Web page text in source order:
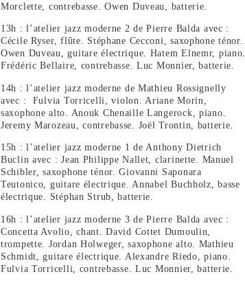
Morclette, contrebasse. Owen Duveau, batterie.
13h : l’atelier jazz moderne 2 de Pierre Balda avec :
Cécile Ryser, flûte. Stéphane Cecconi, saxophone ténor.
Owen Duveau, guitare électrique. Hatem Elnemr, piano.
Frédéric Bellaire, contrebasse. Luc Monnier, batterie.
14h : l’atelier jazz moderne de Mathieu Rossignelly
avec : Fulvia Torricelli, violon. Ariane Morin,
saxophone alto. Anouk Chenaille Langerock, piano.
Jeremy Marozeau, contrebasse. Joël Trontin, batterie.
15h : l’atelier jazz moderne 1 de Anthony Dietrich
Buclin avec : Jean Philippe Nallet, clarinette. Manuel
Schibler, saxophone ténor. Giovanni Saponara
Teutonico, guitare électrique. Annabel Buchholz, basse
électrique. Stéphan Strub, batterie.
16h : l’atelier jazz moderne 3 de Pierre Balda avec :
Concetta Avolio, chant. David Cottet Dumoulin,
trompette. Jordan Holweger, saxophone alto. Mathieu
Schmidt, guitare électrique. Alexandre Riedo, piano.
Fulvia Torricelli, contrebasse. Luc Monnier, batterie.